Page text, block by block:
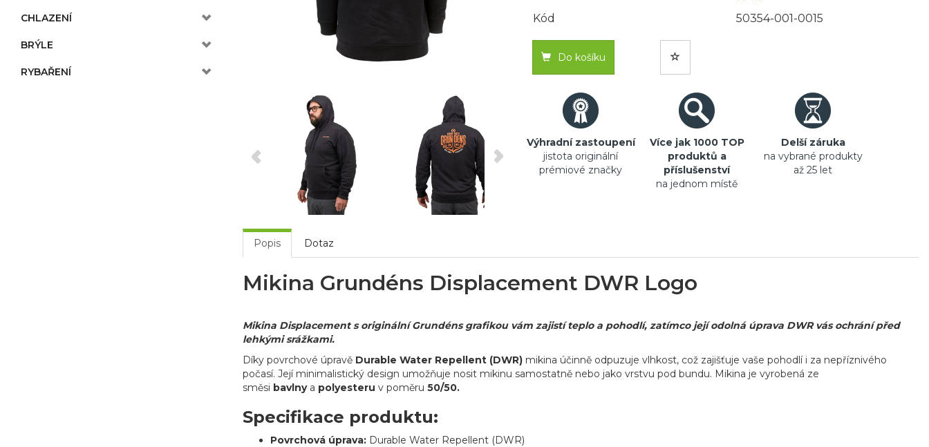
CHLAZENÍ
BRÝLE
RYBAŘENÍ
Kód
50354-001-0015
Do košíku
Výhradní zastoupení
jistota originální
prémiové značky
Více jak 1000 TOP
produktů a
příslušenství
na jednom místě
Delší záruka
na vybrané produkty
až 25 let
Popis Dotaz
Mikina Grundéns Displacement DWR Logo
Mikina Displacement s originální Grundéns grafikou vám zajistí teplo a pohodlí, zatímco její odolná úprava DWR vás ochrání před
lehkými srážkami.
Díky povrchové úpravě Durable Water Repellent (DWR) mikina účinně odpuzuje vlhkost, což zajišťuje vaše pohodlí i za nepříznivého
počasí. Její minimalistický design umožňuje nosit mikinu samostatně nebo jako vrstvu pod bundu. Mikina je vyrobená ze
směsi bavlny a polyesteru v poměru 50/50.
Specifikace produktu:
Povrchová úprava: Durable Water Repellent (DWR)